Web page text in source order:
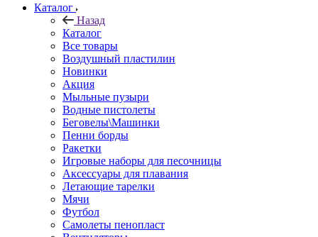
Каталог
Назад
Каталог
Все товары
Воздушный пластилин
Новинки
Акция
Мыльные пузыри
Водные пистолеты
Беговелы\Машинки
Пенни борды
Ракетки
Игровые наборы для песочницы
Аксессуары для плавания
Летающие тарелки
Мячи
Футбол
Самолеты пенопласт